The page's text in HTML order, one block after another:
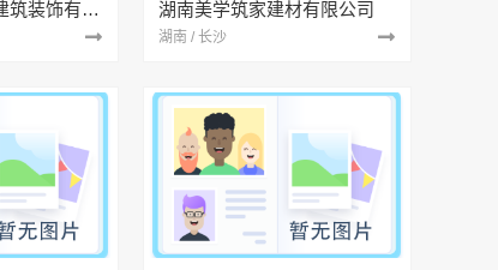
湖北省景苑铭居建筑装饰有限公司 湖南美学筑家建材有限公司
湖南 / 长沙